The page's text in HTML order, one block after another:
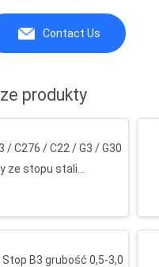
i
produktów ze
Contact Us
produkty
/ C276 / C22 / G3 / G30
ze stopu stali
B3 grubość 0,5-3,0